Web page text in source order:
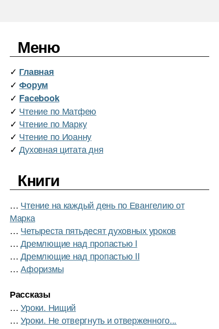
Меню
✓ Главная
✓Форум
✓ Facebook
✓ Чтение по Матфею
✓ Чтение по Марку
✓ Чтение по Иоанну
✓Духовная цитата дня
Книги
… Чтение на каждый день по Евангелию от
Марка
… Четыреста пятьдесят духовных уроков
…Дремлющие над пропастью I
…Дремлющие над пропастью II
…Афоризмы
Рассказы
…Уроки. Нищий
…Уроки. Не отвергнуть и отверженного...